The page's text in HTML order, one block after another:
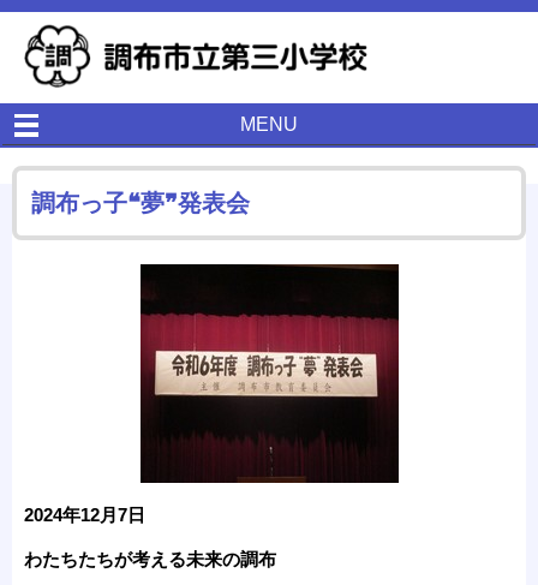
MENU
調布っ子❝夢❞発表会
2024年12月7日
わたちたちが考える未来の調布